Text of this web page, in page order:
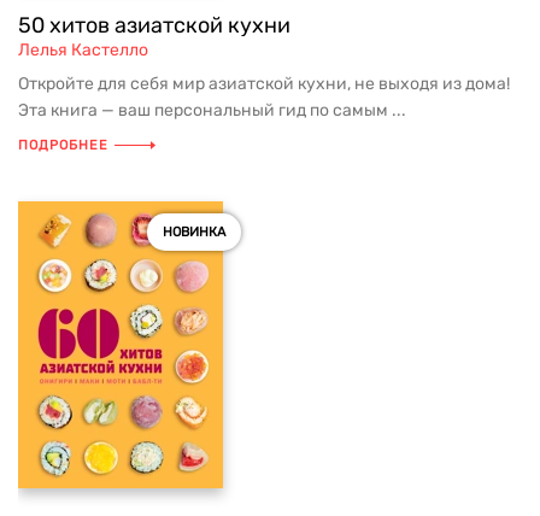
50 хитов азиатской кухни
Лелья Кастелло
Откройте для себя мир азиатской кухни, не выходя из дома!
Эта книга — ваш персональный гид по самым ...
ПОДРОБНЕЕ
НОВИНКА